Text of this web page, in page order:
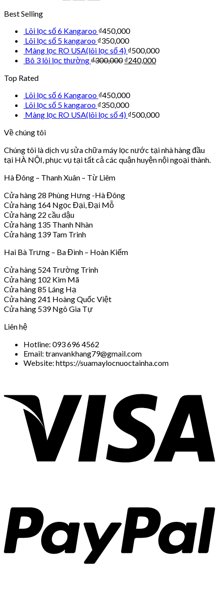
Best Selling
Lõi lọc số 6 Kangaroo ₫450,000
Lõi lọc số 5 kangaroo ₫350,000
Màng lọc RO USA(lõi lọc số 4) ₫500,000
Bô 3 lõi lọc thường₫300,000 ₫240,000
Top Rated
Lõi lọc số 6 Kangaroo ₫450,000
Lõi lọc số 5 kangaroo ₫350,000
Màng lọc RO USA(lõi lọc số 4) ₫500,000
Về chúng tôi
Chúng tôi là dịch vụ sửa chữa máy lọc nước tại nhà hàng đầu
tại HÀ NỘI, phục vụ tại tất cả các quận huyện nội ngoại thành.
Hà Đông – Thanh Xuân – Từ Liêm
Cửa hàng 28 Phùng Hưng -Hà Đông
Cửa hàng 164 Ngọc Đại, Đại Mỗ
Cửa hàng 22 cầu dậu
Cửa hàng 135 Thanh Nhàn
Cửa hàng 139 Tam Trinh
Hai Bà Trưng – Ba Đình – Hoàn Kiếm
Cửa hàng 524 Trường Trinh
Cửa hàng 102 Kim Mã
Cửa hàng 85 Láng Hạ
Cửa hàng 241 Hoàng Quốc Việt
Cửa hàng 539 Ngô Gia Tự
Liên hệ
Hotline: 093 696 4562
Email: tranvankhang79@gmail.com
Website: https://suamaylocnuoctainha.com